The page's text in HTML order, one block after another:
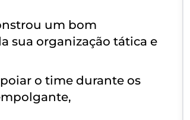
um bom
sua organização tática e
o time durante os